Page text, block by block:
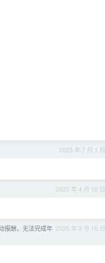
2025 年 7 月 1 日
2025 年 4 月 10 日
2025 年 3 月 10 日
报酬，无法完成年